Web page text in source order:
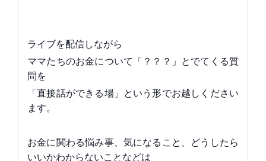
ライブを配信しながら
ママたちのお金について「？？？」とでてくる質
問を
「直接話ができる場」という形でお越しください
ます。
お金に関わる悩み事、気になること、どうしたら
いいかわからないことなどは